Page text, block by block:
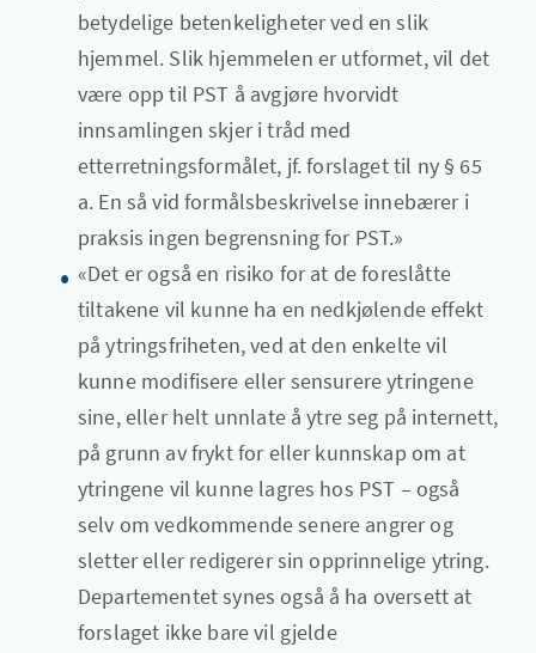
betydelige betenkeligheter ved en slik
hjemmel. Slik hjemmelen er utformet, vil det
være opp til PST å avgjøre hvorvidt
innsamlingen skjer i tråd med
etterretningsformålet, jf. forslaget til ny § 65
a. En så vid formålsbeskrivelse innebærer i
praksis ingen begrensning for PST.»
«Det er også en risiko for at de foreslåtte
tiltakene vil kunne ha en nedkjølende effekt
på ytringsfriheten, ved at den enkelte vil
kunne modifisere eller sensurere ytringene
sine, eller helt unnlate å ytre seg på internett,
på grunn av frykt for eller kunnskap om at
ytringene vil kunne lagres hos PST – også
selv om vedkommende senere angrer og
sletter eller redigerer sin opprinnelige ytring.
Departementet synes også å ha oversett at
forslaget ikke bare vil gjelde